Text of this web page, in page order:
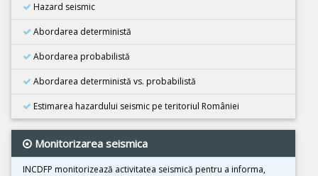
Cutremur M7.4, Filipine
30 Septembrie 2025
Cutremur M7.8, Kamceatka
13 Septembrie 2025
Cutremur M7.4, Kamceatka
31 August 2025
Hazard seismic
Abordarea deterministă
Abordarea probabilistă
Abordarea deterministă vs. probabilistă
Estimarea hazardului seismic pe teritoriul României
Monitorizarea seismica
INCDFP monitorizează activitatea seismică pentru a informa,